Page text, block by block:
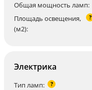
Общая мощность ламп:
Площадь освещения,
(м2):
?
Электрика
Тип ламп: ?